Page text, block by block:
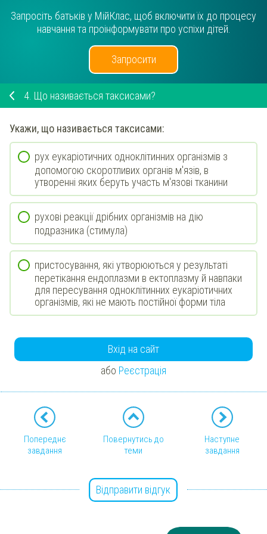
Запросіть батьків у МійКлас, щоб включити їх до процесу
навчання та проінформувати про успіхи дітей.
Запросити
4. Що називається таксисами?
Укажи, що називається таксисами:
рух еукаріотичних одноклітинних організмів з
допомогою скоротливих органів м'язів, в
утворенні яких беруть участь м'язові тканини
рухові реакції дрібних організмів на дію
подразника (стимула)
пристосування, які утворюються у результаті
перетікання ендоплазми в ектоплазму й навпаки
для пересування одноклітинних еукаріотичних
організмів, які не мають постійної форми тіла
Вхід на сайт
або Реєстрація
Попереднє
завдання
Повернутись до
теми
Наступне
завдання
Відправити відгук